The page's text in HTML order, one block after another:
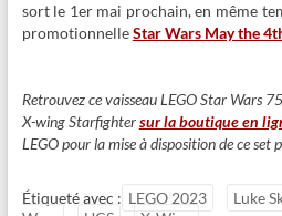
sort le 1er mai prochain, en même
promotionnelleStar Wars May the
Retrouvez ce vaisseau LEGO Star Wars
X-wing Starfightersur la boutique en
LEGO pour la mise à disposition de ce set
Étiqueté avec : LEGO 2023 Luke